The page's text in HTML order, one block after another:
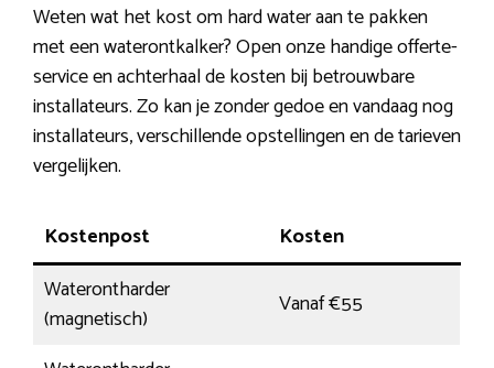
Weten wat het kost om hard water aan te pakken
met een waterontkalker? Open onze handige offerte-
service en achterhaal de kosten bij betrouwbare
installateurs. Zo kan je zonder gedoe en vandaag nog
installateurs, verschillende opstellingen en de tarieven
vergelijken.
Kostenpost
Kosten
Waterontharder
(magnetisch)
Vanaf €55